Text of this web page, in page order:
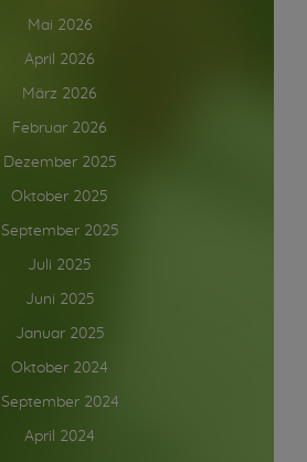
Mai 2026
April 2026
März 2026
Februar 2026
Dezember 2025
Oktober 2025
September 2025
Juli 2025
Juni 2025
Januar 2025
Oktober 2024
September 2024
April 2024